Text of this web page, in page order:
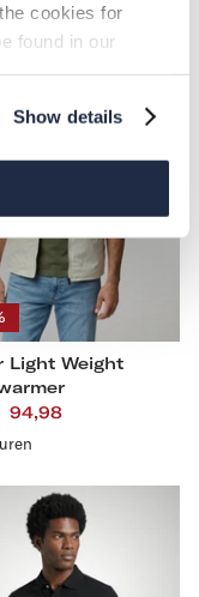
cookies for
found in our
Show details
S M L XL
XXL 3XL
Light Weight
Actieprijs
94,98